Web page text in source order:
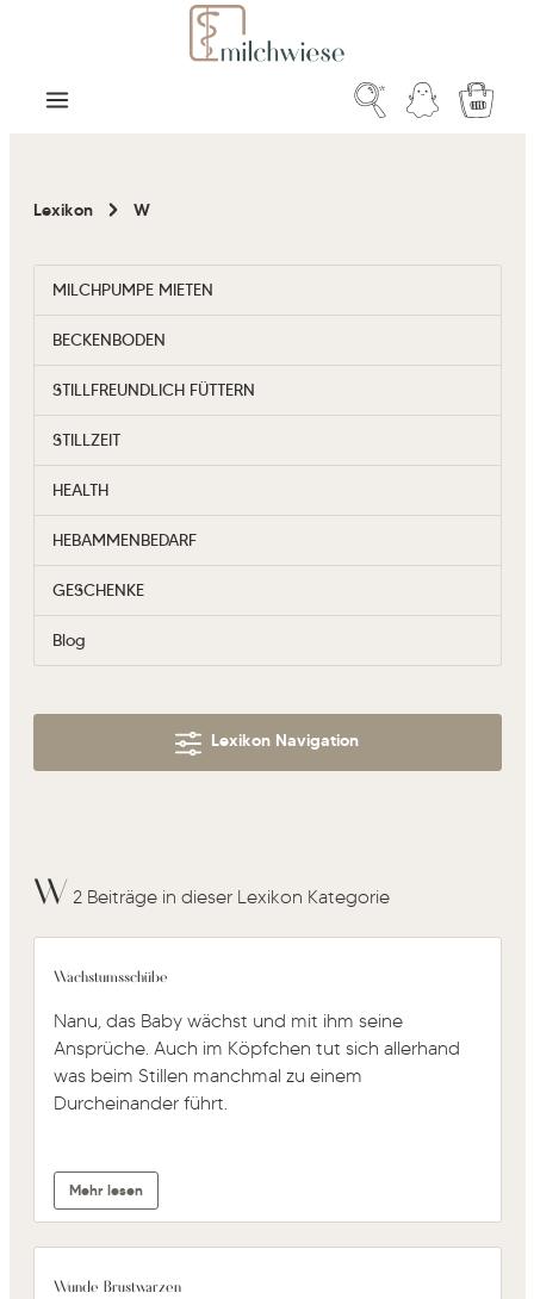
Zum Hauptinhalt springen
Lexikon W
MILCHPUMPE MIETEN
BECKENBODEN
STILLFREUNDLICH FÜTTERN
STILLZEIT
HEALTH
HEBAMMENBEDARF
GESCHENKE
Blog
Lexikon Navigation
W 2 Beiträge in dieser Lexikon Kategorie
Wachstumsschübe
Nanu, das Baby wächst und mit ihm seine
Ansprüche. Auch im Köpfchen tut sich allerhand
was beim Stillen manchmal zu einem
Durcheinander führt.
Mehr lesen
Wunde Brustwarzen